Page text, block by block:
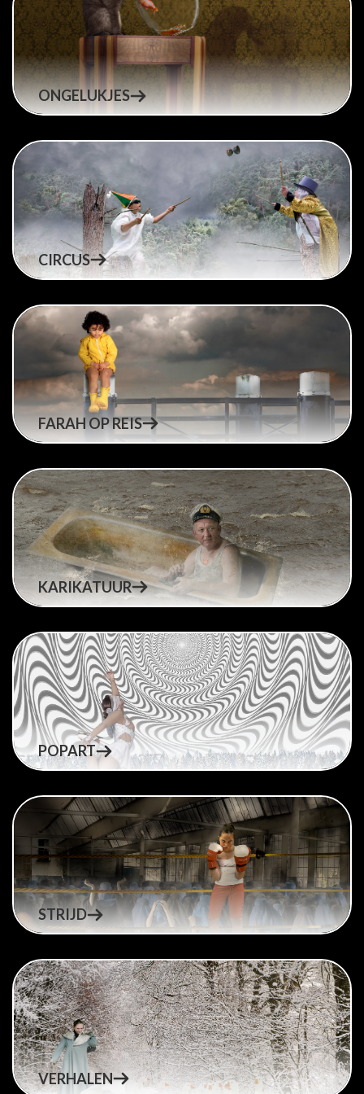
ONGELUKJES
CIRCUS
FARAH OP REIS
KARIKATUUR
POPART
STRIJD
VERHALEN